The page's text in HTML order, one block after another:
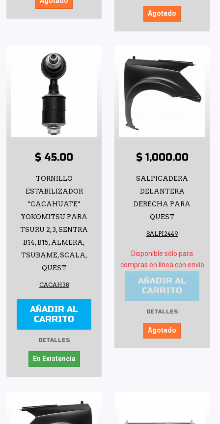
Agotado
$ 45.00
TORNILLO
ESTABILIZADOR
"CACAHUATE"
YOKOMITSU PARA
TSURU 2, 3, SENTRA
B14, B15, ALMERA,
TSUBAME, SCALA,
QUEST
CACAH38
AÑADIR AL
CARRITO
DETALLES
En Existencia
$ 1,000.00
SALPICADERA
DELANTERA
DERECHA PARA
QUEST
SALPI2449
Disponible sólo para
compras en línea con envío
AÑADIR AL
CARRITO
DETALLES
Agotado